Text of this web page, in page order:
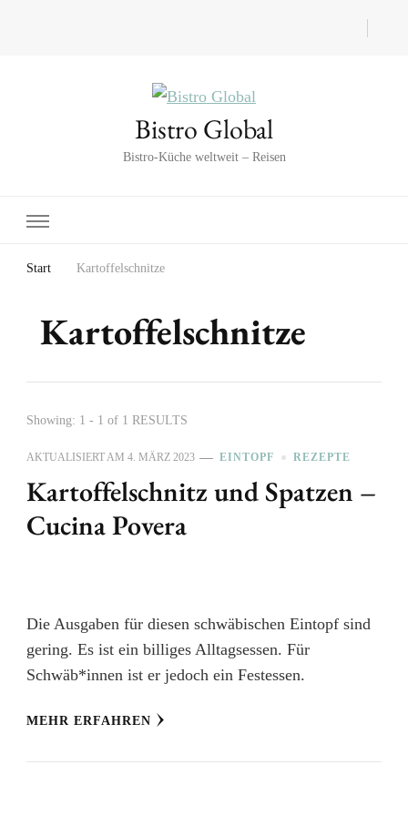
Bistro Global
Bistro-Küche weltweit – Reisen
Start Kartoffelschnitze
Kartoffelschnitze
Showing: 1 - 1 of 1 RESULTS
AKTUALISIERT AM 4. MÄRZ 2023 EINTOPF REZEPTE
Kartoffelschnitz und Spatzen –
Cucina Povera
Die Ausgaben für diesen schwäbischen Eintopf sind
gering. Es ist ein billiges Alltagsessen. Für
Schwäb*innen ist er jedoch ein Festessen.
MEHR ERFAHREN